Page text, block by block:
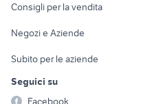
Fotografia
Telefonia
Consigli per la vendita
Negozi e Aziende
Subito per le aziende
Seguici su
Facebook